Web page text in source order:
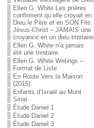
Ellen G. White Les prières
confirment qu’elle croyait en
Dieu le Père et en SON Fils
Jésus-Christ – JAMAIS une
croyance en un dieu trinitaire
Ellen G. White n’a jamais
été une trinitaire
Ellen G. White Writings –
Format de Liste
En Route Vers la Maison
(2015)
Enfants d’Israël au Mont
Sinaï
Étude Daniel 1
Étude Daniel 2
Étude Daniel 3